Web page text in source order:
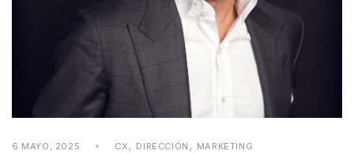
6 MAYO, 2025 CX, DIRECCIÓN , MARKETING